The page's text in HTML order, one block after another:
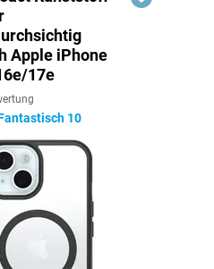
Apple iPhone
17e
10